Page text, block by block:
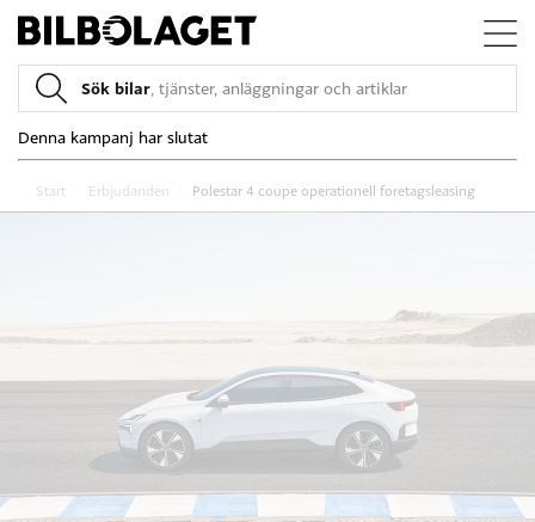
Sök bilar, tjänster, anläggningar och artiklar
Denna kampanj har slutat
Start Erbjudanden Polestar 4 coupe operationell foretagsleasing